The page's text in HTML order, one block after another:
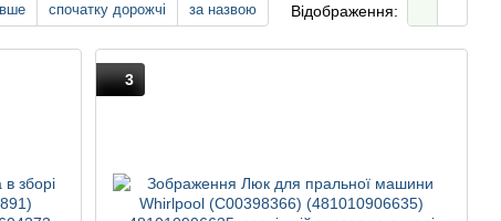
спочатку дорожчі за назвою Відображення:
3